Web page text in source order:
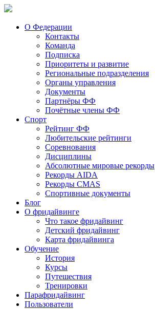
О Федерации
Контакты
Команда
Подписка
Приоритеты и развитие
Региональные подразделения
Органы управления
Документы
Партнёры ФФ
Почётные члены ФФ
Спорт
Рейтинг ФФ
Любительские рейтинги
Соревнования
Дисциплины
Абсолютные мировые рекорды
Рекорды AIDA
Рекорды CMAS
Спортивные документы
Блог
О фридайвинге
Что такое фридайвинг
Детский фридайвинг
Карта фридайвинга
Обучение
История
Курсы
Путешествия
Тренировки
Парафридайвинг
Пользователи